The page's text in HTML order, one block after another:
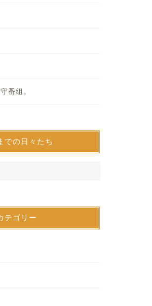
番組。
での日々たち
テゴリー